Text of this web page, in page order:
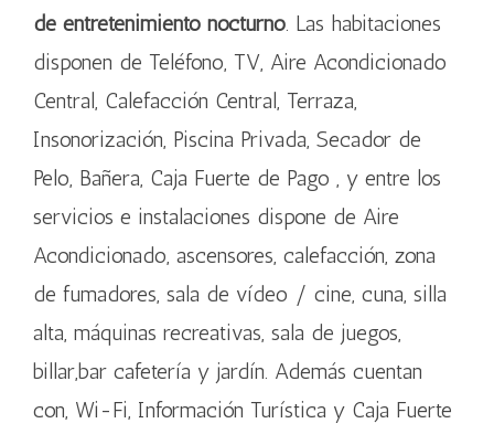
de entretenimiento nocturno. Las habitaciones
disponen de Teléfono, TV, Aire Acondicionado
Central, Calefacción Central, Terraza,
Insonorización, Piscina Privada, Secador de
Pelo, Bañera, Caja Fuerte de Pago , y entre los
servicios e instalaciones dispone de Aire
Acondicionado, ascensores, calefacción, zona
de fumadores, sala de vídeo / cine, cuna, silla
alta, máquinas recreativas, sala de juegos,
billar,bar cafetería y jardín. Además cuentan
con, Wi-Fi, Información Turística y Caja Fuerte